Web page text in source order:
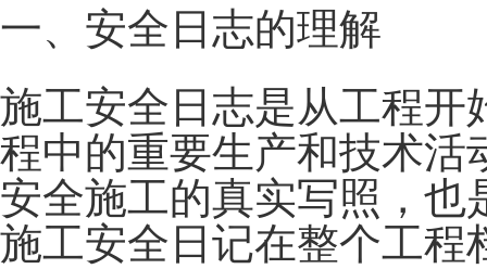
一、安全日志的理解
施工安全日志是从工程
程中的重要生产和技术
安全施工的真实写照，
施工安全日记在整个工